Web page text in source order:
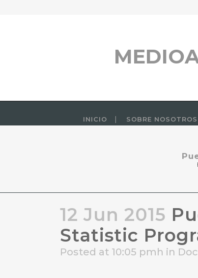
INICIO SOBRE NOSOTROS
12 Jun 2015
Statistic
Posted at 10:05 pmh in